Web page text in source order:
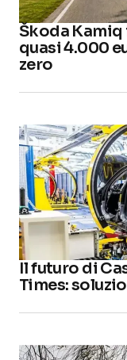
Škoda Kamiq
quasi 4.000
zero
Il futuro di
Times: